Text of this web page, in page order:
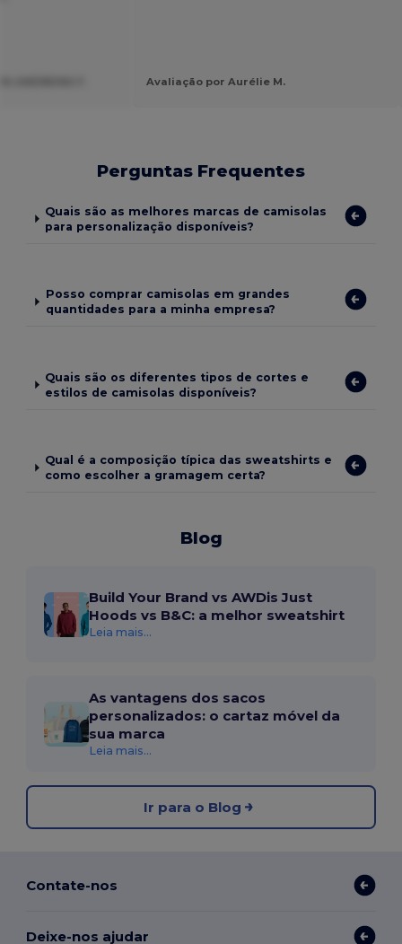
Avaliação por Aurélie M.
Perguntas Frequentes
Quais são as melhores marcas de camisolas
para personalização disponíveis?
Posso comprar camisolas em grandes
quantidades para a minha empresa?
Quais são os diferentes tipos de cortes e
estilos de camisolas disponíveis?
Qual é a composição típica das sweatshirts e
como escolher a gramagem certa?
Blog
Build Your Brand vs AWDis Just
Hoods vs B&C: a melhor sweatshirt
Leia mais...
As vantagens dos sacos
personalizados: o cartaz móvel da
sua marca
Leia mais...
Ir para o Blog
Contate-nos
Deixe-nos ajudar